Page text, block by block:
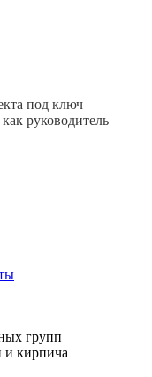
под ключ
руководитель
групп
и кирпича